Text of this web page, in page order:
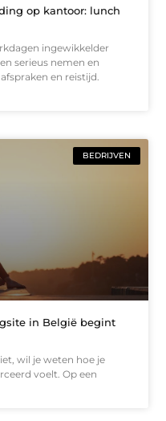
op kantoor: lunch
ingewikkelder
serieus nemen en
en reistijd.
BEDRIJVEN
in België begint
wil je weten hoe je
voelt. Op een